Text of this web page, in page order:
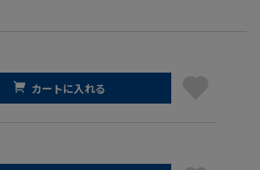
カートに入れる